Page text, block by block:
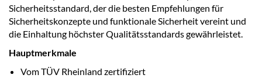
Sicherheitsstandard, der die besten Empfehlungen für
Sicherheitskonzepte und funktionale Sicherheit vereint und
die Einhaltung höchster Qualitätsstandards gewährleistet.
Hauptmerkmale
Vom TÜV Rheinland zertifiziert